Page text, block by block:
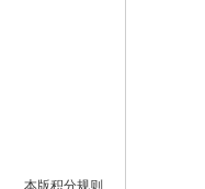
本版积分规则